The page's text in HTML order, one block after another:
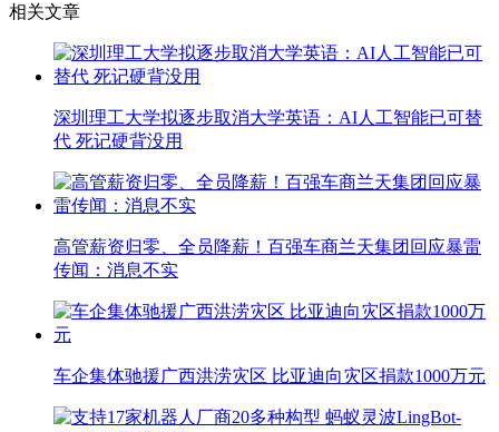
相关文章
深圳理工大学拟逐步取消大学英语：AI人工智能已可替
代 死记硬背没用
高管薪资归零、全员降薪！百强车商兰天集团回应暴雷
传闻：消息不实
车企集体驰援广西洪涝灾区 比亚迪向灾区捐款1000万元